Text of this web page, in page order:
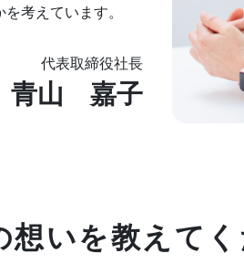
考えています。
代表取締役社長
青山 嘉子
想いを教えて